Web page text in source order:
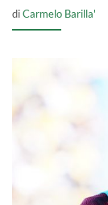
diCarmelo Barilla'